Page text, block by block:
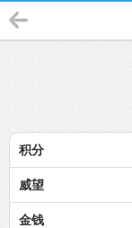
积分
威望
金钱